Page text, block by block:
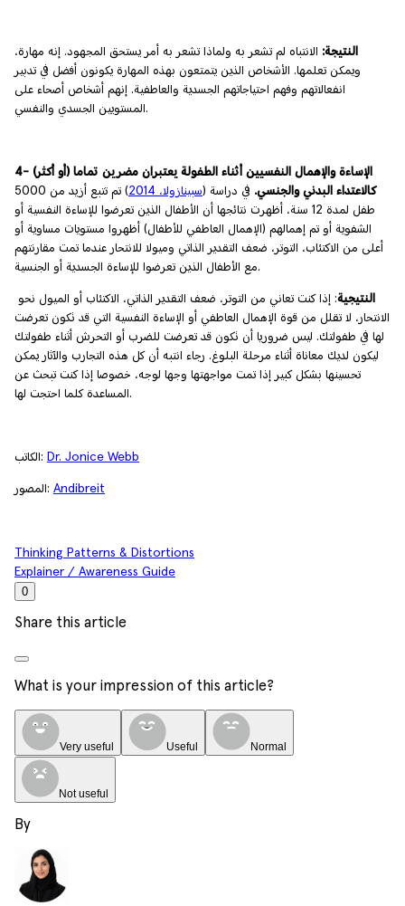
النتيجة: الانتباه لم تشعر به ولماذا تشعر به أمر يستحق المجهود. إنه مهارة،
ويمكن تعلمها. الأشخاص الذين يتمتعون بهذه المهارة يكونون أفضل في تدبير
انفعالاتهم وفهم احتياجاتهم الجسدية والعاطفية. إنهم أشخاص أصحاء على
المستويين الجسدي والنفسي.
4- الإساءة والإهمال النفسيين أثناء الطفولة يعتبران مضرين تماما (أو أكثر)
كالاعتداء البدني والجنسي. في دراسة (سبينازولا، 2014
) تم تتبع أزيد من 5000
طفل لمدة 12 سنة، أظهرت نتائجها أن الأطفال الذين تعرضوا للإساءة النفسية أو
الشفوية أو تم إهمالهم (الإهمال العاطفي للأطفال) أظهروا مستويات مساوية أو
أعلى من الاكتئاب، التوتر، ضعف التقدير الذاتي وميولا للانتحار عندما تمت مقارنتهم
مع الأطفال الذين تعرضوا للإساءة الجسدية أو الجنسية.
النتيجية: إذا كنت تعاني من التوتر، ضعف التقدير الذاتي، الاكتئاب أو الميول نحو
الانتحار، لا تقلل من قوة الإهمال العاطفي أو الإساءة النفسية التي قد تكون تعرضت
لها في طفولتك. ليس ضروريا أن تكون قد تعرضت للضرب أو التحرش أثناء طفولتك
ليكون لديك معاناة أثناء مرحلة البلوغ. رجاء انتبه أن كل هذه التجارب والآثار يمكن
تحسينها بشكل كبير إذا تمت مواجهتها وجها لوجه، خصوصا إذا كنت تبحث عن
المساعدة كلما احتجت لها.
الكاتب: Dr. Jonice Webb
المصور: Andibreit
Thinking Patterns & Distortions
Explainer / Awareness Guide
0
Share this article
What is your impression of this article?
Very useful Useful Normal
Not useful
By